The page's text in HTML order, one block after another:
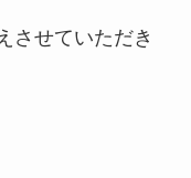
させていただき